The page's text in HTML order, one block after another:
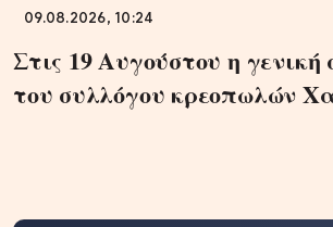
09.08.2026, 10:24
Στις 19 Αυγούστου η γενική
του συλλόγου κρεοπωλών